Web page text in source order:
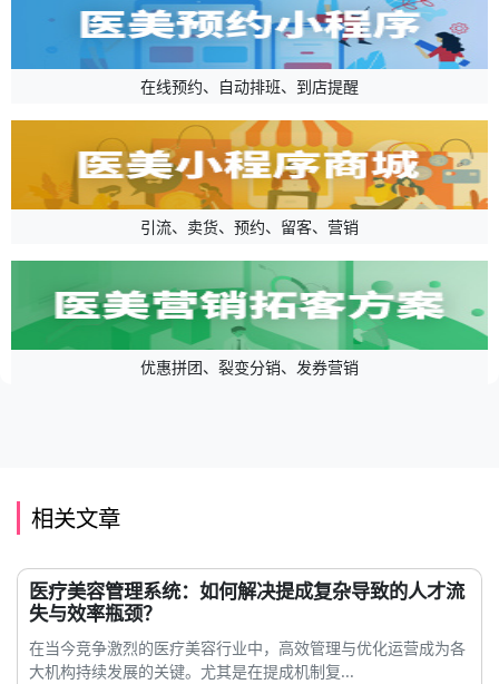
在线预约、自动排班、到店提醒
引流、卖货、预约、留客、营销
优惠拼团、裂变分销、发券营销
相关文章
医疗美容管理系统：如何解决提成复杂导致的人才流
失与效率瓶颈？
在当今竞争激烈的医疗美容行业中，高效管理与优化运营成为各
大机构持续发展的关键。尤其是在提成机制复...